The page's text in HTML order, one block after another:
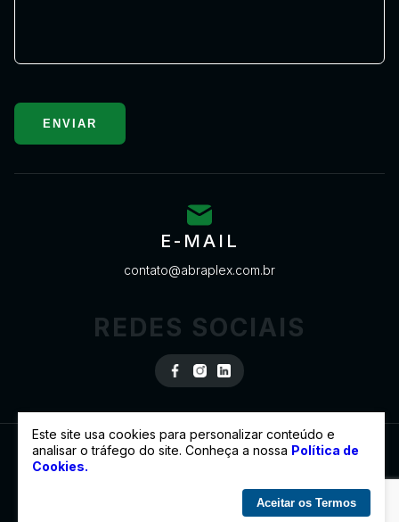
Este site usa cookies para personalizar conteúdo e
analisar o tráfego do site. Conheça a nossa Política de
Cookies.
Aceitar os Termos
ENVIAR
E-MAIL
contato@abraplex.com.br
REDES SOCIAIS
© 2022 ABRAPLEX - TODOS OS DIREITOS RESERVADOS